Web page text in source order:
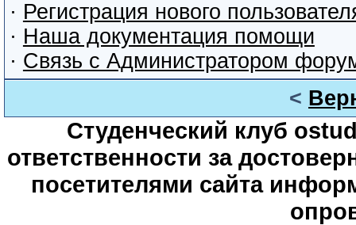
· Регистрация нового
· Наша документация помощи
· Связь с Администратором
<
Студенческий клуб
ответственности за
посетителями сайта